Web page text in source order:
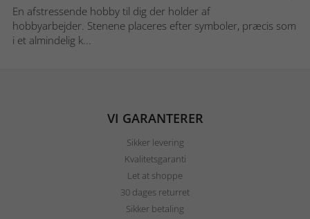
En afstressende hobby til dig der holder af
hobbyarbejder. Stenene placeres efter symboler, præcis som
i et almindelig k...
VI GARANTERER
Sikker levering
Kvalitetsgaranti
Let at shoppe
30 dages returret
Sikker betaling